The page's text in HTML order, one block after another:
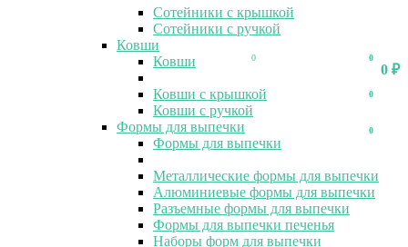
0
0 ₽
0
0
0
Сотейники с крышкой
Сотейники с ручкой
Ковши
Ковши
Ковши с крышкой
Ковши с ручкой
Формы для выпечки
Формы для выпечки
Металлические формы для выпечки
Алюминиевые формы для выпечки
Разъемные формы для выпечки
Формы для выпечки печенья
Наборы форм для выпечки